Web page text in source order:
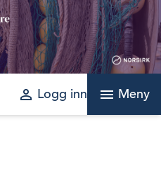
perm_identity Logg inn menu Meny